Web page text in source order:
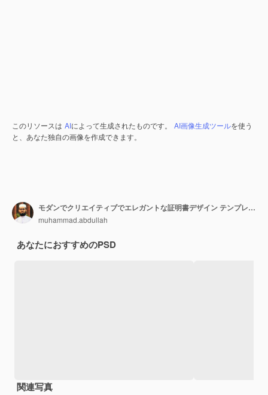
このリソースは AIによって生成されたものです。 AI画像生成ツールを使う
と、あなた独自の画像を作成できます。
モダンでクリエイティブでエレガントな証明書デザイン テンプレート
muhammad.abdullah
あなたにおすすめのPSD
関連写真